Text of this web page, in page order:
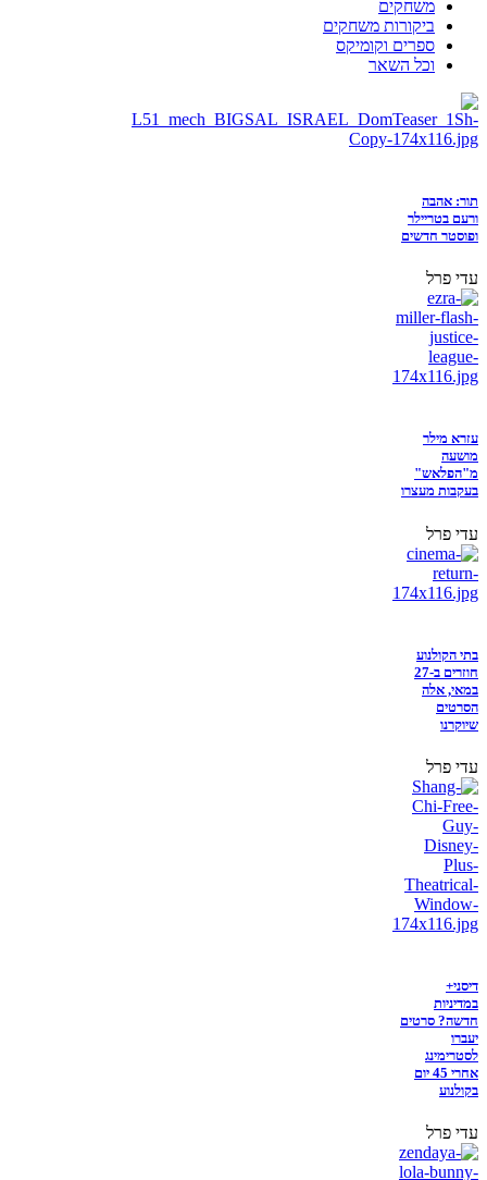
משחקים
ביקורות משחקים
ספרים וקומיקס
וכל השאר
תור: אהבה
ורעם בטריילר
ופוסטר חדשים
עדי פרל
עזרא מילר
מושעה
מ"הפלאש"
בעקבות מעצרו
עדי פרל
בתי הקולנוע
חוזרים ב-27
במאי, אלה
הסרטים
שיוקרנו
עדי פרל
דיסני+
במדיניות
חדשה? סרטים
יעברו
לסטרימינג
אחרי 45 יום
בקולנוע
עדי פרל